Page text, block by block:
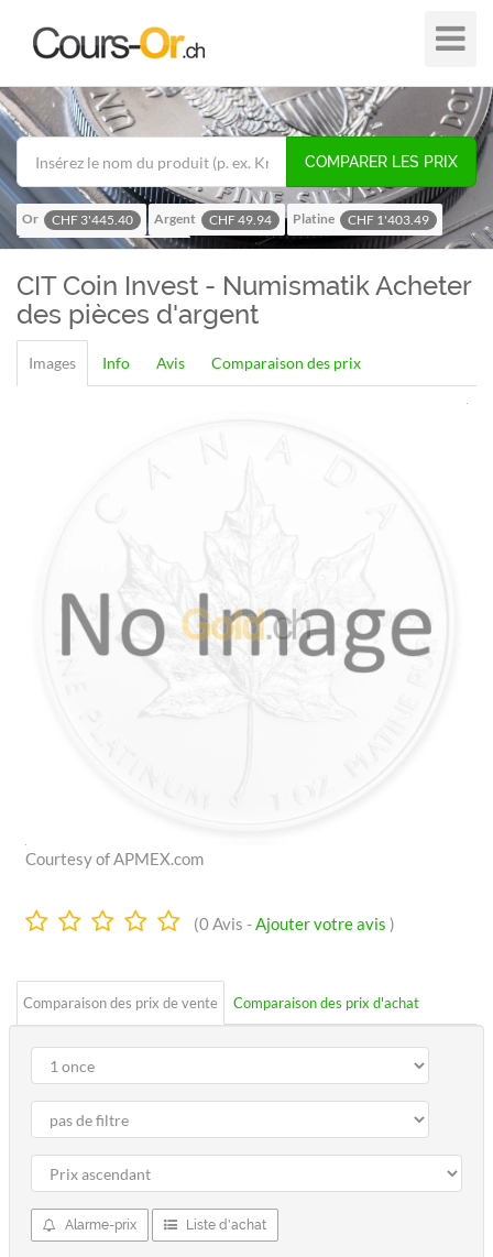
Plier
/
hors
de
COMPARER LES PRIX
Or CHF 3'445.40 Argent CHF 49.94 Platine
CHF 1'403.49
Palladium
CHF 1'114.66
CIT Coin Invest - NumismatikAcheter
des pièces d'argent
Images Info Avis Comparaison des prix
Courtesy of APMEX.com
0.0
(0Avis -Ajouter votre avis )
Comparaison des prix de vente Comparaison des prix d'achat
Alarme-prix Liste d'achat